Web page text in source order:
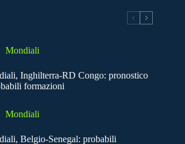
Mondiali
Inghilterra-RD Congo: pronostico
formazioni
Mondiali
Belgio-Senegal: probabili